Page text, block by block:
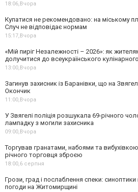
18:06, Вчора
Купатися не рекомендовано: на міському
Случ не відповідає нормам
15:17, Вчора
«Мій пиріг Незалежності – 2026»: як
долучитися до всеукраїнського
13:00, Вчора
Загинув захисник із Баранівки, що на
Окончик
11:00, Вчора
У Звягелі поліція розшукала 69-річного
лампадку з могили захисника
09:00, Вчора
Торгував гранатами, набоями та
річного торговця зброєю
18:00,6 серпня
Грози, град і послаблення спеки:
погоди на Житомирщині